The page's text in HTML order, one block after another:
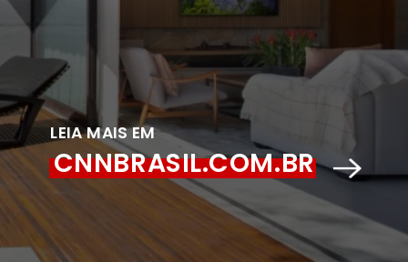
LEIA MAIS EM
CNNBRASIL.COM.BR